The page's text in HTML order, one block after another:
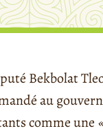
Bekbolat
au
comme une